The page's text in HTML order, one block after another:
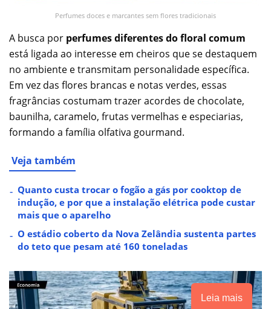
Perfumes doces e marcantes sem flores tradicionais
A busca por perfumes diferentes do floral comum
está ligada ao interesse em cheiros que se destaquem
no ambiente e transmitam personalidade específica.
Em vez das flores brancas e notas verdes, essas
fragrâncias costumam trazer acordes de chocolate,
baunilha, caramelo, frutas vermelhas e especiarias,
formando a família olfativa gourmand.
Veja também
Quanto custa trocar o fogão a gás por cooktop de
indução, e por que a instalação elétrica pode custar
mais que o aparelho
O estádio coberto da Nova Zelândia sustenta partes
do teto que pesam até 160 toneladas
Leia mais